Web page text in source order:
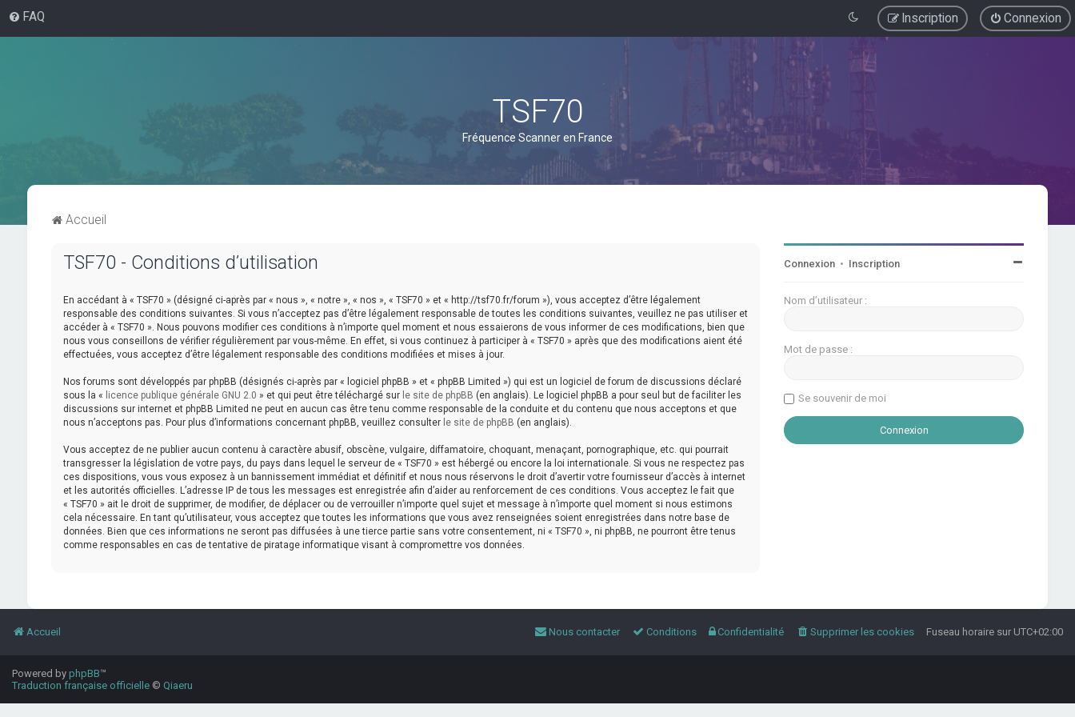
FAQ Connexion
Inscription
TSF70
Fréquence Scanner en France
Accueil
TSF70 - Conditions d’utilisation
En accédant à « TSF70 » (désigné ci-après par « nous », « notre », « nos », « TSF70 » et « http://tsf70.fr/forum »), vous acceptez d’être légalement
responsable des conditions suivantes. Si vous n’acceptez pas d’être légalement responsable de toutes les conditions suivantes, veuillez ne pas utiliser et
accéder à « TSF70 ». Nous pouvons modifier ces conditions à n’importe quel moment et nous essaierons de vous informer de ces modifications, bien que
nous vous conseillons de vérifier régulièrement par vous-même. En effet, si vous continuez à participer à « TSF70 » après que des modifications aient été
effectuées, vous acceptez d’être légalement responsable des conditions modifiées et mises à jour.
Nos forums sont développés par phpBB (désignés ci-après par « logiciel phpBB » et « phpBB Limited ») qui est un logiciel de forum de discussions déclaré
sous la « licence publique générale GNU 2.0 » et qui peut être téléchargé sur le site de phpBB (en anglais). Le logiciel phpBB a pour seul but de faciliter les
discussions sur internet et phpBB Limited ne peut en aucun cas être tenu comme responsable de la conduite et du contenu que nous acceptons et que
nous n’acceptons pas. Pour plus d’informations concernant phpBB, veuillez consulter le site de phpBB (en anglais).
Vous acceptez de ne publier aucun contenu à caractère abusif, obscène, vulgaire, diffamatoire, choquant, menaçant, pornographique, etc. qui pourrait
transgresser la législation de votre pays, du pays dans lequel le serveur de « TSF70 » est hébergé ou encore la loi internationale. Si vous ne respectez pas
ces dispositions, vous vous exposez à un bannissement immédiat et définitif et nous nous réservons le droit d’avertir votre fournisseur d’accès à internet
et les autorités officielles. L’adresse IP de tous les messages est enregistrée afin d’aider au renforcement de ces conditions. Vous acceptez le fait que
« TSF70 » ait le droit de supprimer, de modifier, de déplacer ou de verrouiller n’importe quel sujet et message à n’importe quel moment si nous estimons
cela nécessaire. En tant qu’utilisateur, vous acceptez que toutes les informations que vous avez renseignées soient enregistrées dans notre base de
données. Bien que ces informations ne seront pas diffusées à une tierce partie sans votre consentement, ni « TSF70 », ni phpBB, ne pourront être tenus
comme responsables en cas de tentative de piratage informatique visant à compromettre vos données.
Connexion • Inscription
Nom d’utilisateur :
Mot de passe :
Se souvenir de moi
Accueil Fuseau horaire sur UTC+02:00
Supprimer les cookies
Confidentialité
Conditions
Nous contacter
Powered by phpBB™
Traduction française officielle © Qiaeru